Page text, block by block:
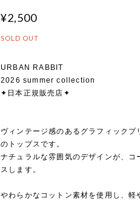
¥2,500
SOLD OUT
URBAN RABBIT
2026 summer collection
✦日本正規販売店✦
ヴィンテージ感のあるグラフィックプ
のトップスです。
ナチュラルな雰囲気のデザインが、コ
スします。
やわらかなコットン素材を使用し、軽